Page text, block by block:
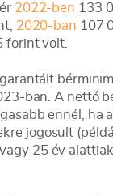
2022-ben 133
2020-ban 107
forint volt.
ban. A nettó
ennél, ha
jogosult
25 év